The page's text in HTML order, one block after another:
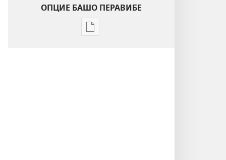
ОПЦИЕ БАШО ПЕРАВИБЕ
Опцие